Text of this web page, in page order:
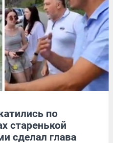
по
старенькой
сделал глава